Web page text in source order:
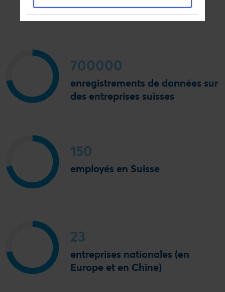
700000
enregistrements de données sur
des entreprises suisses
150
employés en Suisse
23
entreprises nationales (en
Europe et en Chine)